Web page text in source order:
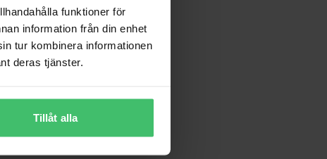
funktioner för
information från din enhet
tur kombinera informationen
deras tjänster.
Tillåt alla